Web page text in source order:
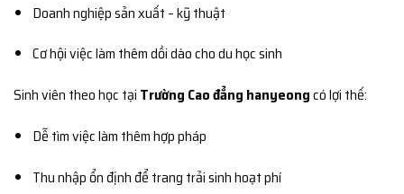
Doanh nghiệp sản xuất – kỹ thuật
Cơ hội việc làm thêm dồi dào cho du học sinh
Sinh viên theo học tại Trường Cao đẳng hanyeongcó lợi thế:
Dễ tìm việc làm thêm hợp pháp
Thu nhập ổn định để trang trải sinh hoạt phí